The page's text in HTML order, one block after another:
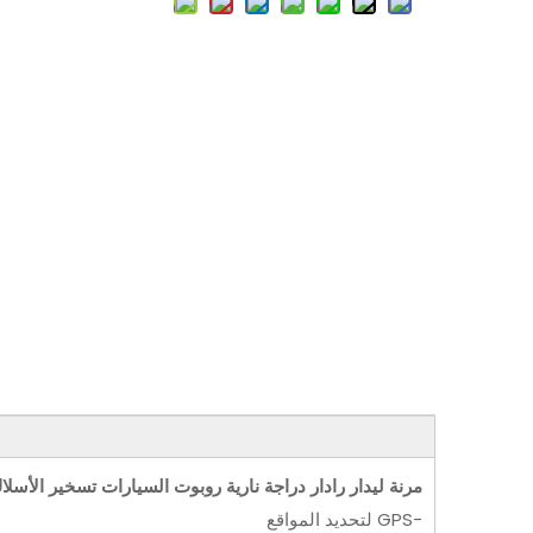
مرنة ليدار رادار دراجة نارية روبوت السيارات تسخير
-GPS لتحديد المواقع